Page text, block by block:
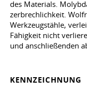
des Materials.
zerbrechlichkeit.
Werkzeugstähle,
Fähigkeit nicht
und anschließenden
KENNZEICHNUNG